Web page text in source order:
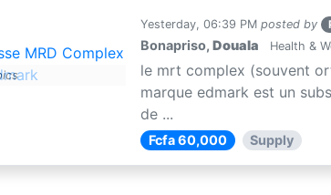
Yesterday, 06:39 PM posted by
Bonapriso,Douala Health &
le mrt complex (souvent
marque edmark est un
de ...
Fcfa 60,000 Supply